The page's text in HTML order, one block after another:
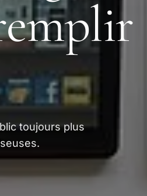
toujours plus